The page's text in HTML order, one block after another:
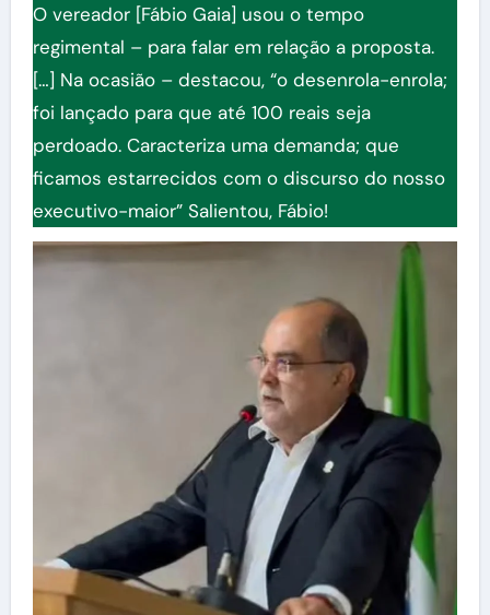
O vereador [Fábio Gaia] usou o tempo
regimental – para falar em relação a proposta.
[…] Na ocasião – destacou, “o desenrola-enrola;
foi lançado para que até 100 reais seja
perdoado. Caracteriza uma demanda; que
ficamos estarrecidos com o discurso do nosso
executivo-maior” Salientou, Fábio!